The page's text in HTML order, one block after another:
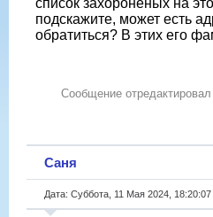
список захороненых на
подскажите, может есть
обратиться? В этих его
Сообщение отредактировал
Саня
Дата: Суббота, 11 Мая 2024,